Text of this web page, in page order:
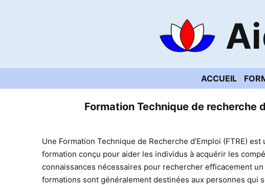
ACCUEIL
Formation Technique de recherche
Une Formation Technique de Recherche d’Emploi (FTRE)
formation conçu pour aider les individus à acquérir les
connaissances nécessaires pour rechercher efficacement un
formations sont généralement destinées aux personnes qui